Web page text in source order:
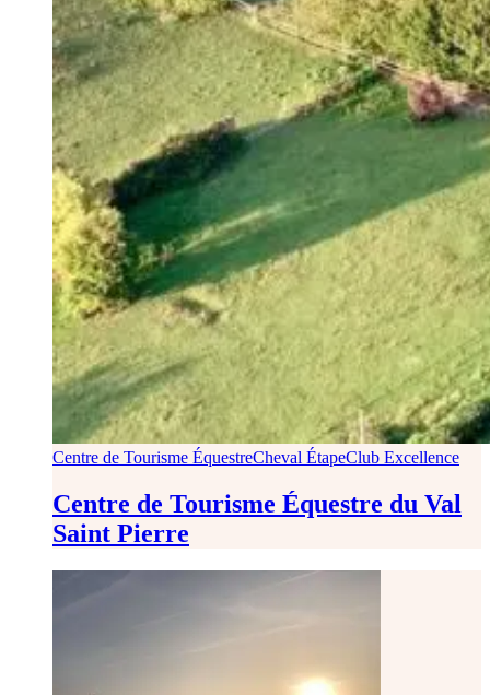
Centre de Tourisme ÉquestreCheval ÉtapeClub Excellence
Centre de Tourisme Équestre du Val
Saint Pierre